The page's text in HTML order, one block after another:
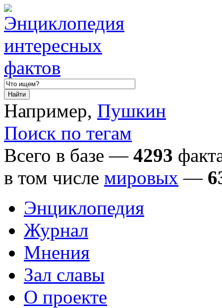
Например, Пушкин
Поиск по тегам
Всего в базе — 4293
в том числе мировых —
Энциклопедия
Журнал
Мнения
Зал славы
О проекте